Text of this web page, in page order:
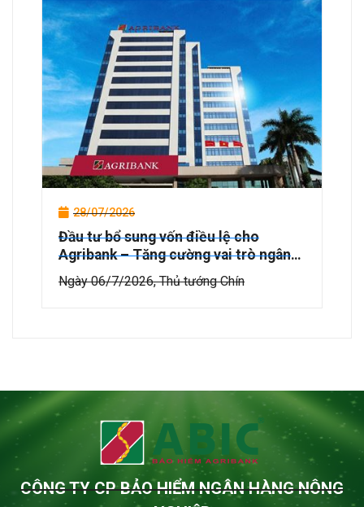
28/07/2026
Đầu tư bổ sung vốn điều lệ cho
Agribank – Tăng cường vai trò ngân
hàng chủ lực phát triển “Tam nông”
và nền kinh tế
Ngày 06/7/2026, Thủ tướng Chín
CÔNG TY CP BẢO HIỂM NGÂN HÀNG NÔNG